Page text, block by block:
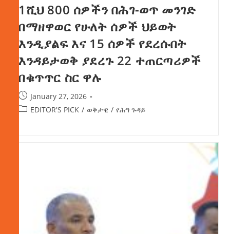
1ሺህ 800 ሰዎችን በሕገ-ወጥ መንገድ
በማዘዋወር የሁለት ሰዎች ህይወት
እንዲያልፍ እና 15 ሰዎች የደረሱበት
እንዳይታወቅ ያደረጉ 22 ተጠርጣሪዎች
በቁጥጥር ስር ዋሉ
January 27, 2026
EDITOR'S PICK / ወቅታዊ / የሕግ ጉዳይ